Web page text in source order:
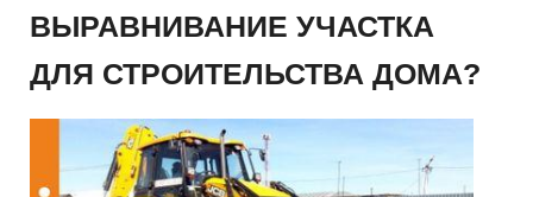
ВЫРАВНИВАНИЕ УЧАСТКА
ДЛЯ СТРОИТЕЛЬСТВА ДОМА?